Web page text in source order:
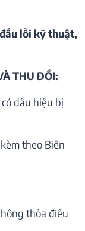
lỗi kỹ thuật,
THU ĐỒI:
dấu hiệu bị
theo Biên
thỏa điều